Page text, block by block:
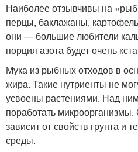
Наиболее отзывчивы на
перцы, баклажаны,
они — большие любители
порция азота будет очень
Мука из рыбных отходов в
жира. Такие нутриенты не
усвоены растениями. Над
поработать
зависит от свойств грунта и
среды.